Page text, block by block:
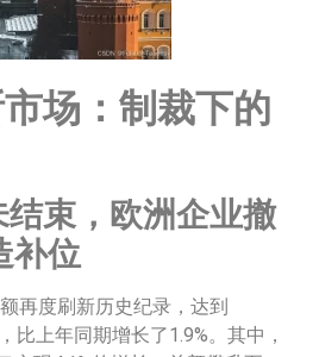
场：制裁下的
束，欧洲企业撤
补位
再度刷新历史纪录，达到
比上年同期增长了1.9%。其中，